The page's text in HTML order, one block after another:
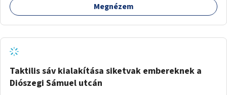
Megnézem
Taktilis sáv kialakítása siketvak embereknek a
Diószegi Sámuel utcán